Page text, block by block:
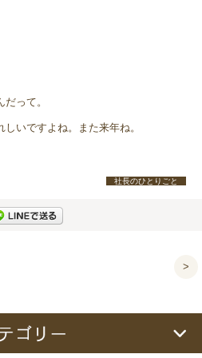
社長のひとりごと
って。
いですよね。また来年ね。
>